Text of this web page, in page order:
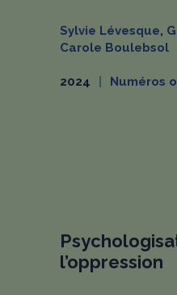
Sylvie Lévesque,
Carole Boulebsol
2024 Numéros
l’oppression